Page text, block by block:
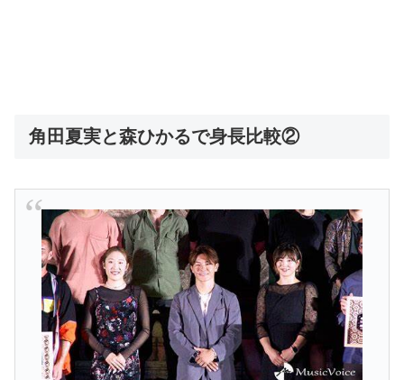
角田夏実と森ひかるで身長比較②